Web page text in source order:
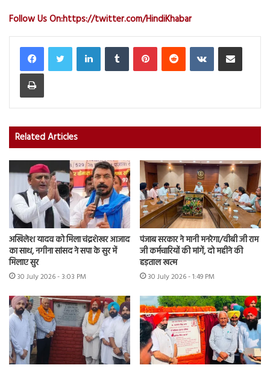
Follow Us On:https://twitter.com/HindiKhabar
LinkedInTumblr PinterestReddit VKontakteShare via Email
Print
Related Articles
अखिलेश यादव को मिला चंद्रशेखर आजाद
का साथ, नगीना सांसद ने सपा के सुर में
मिलाए सुर
30 July 2026 - 3:03 PM
पंजाब सरकार ने मानी मनरेगा/वीबी जी राम
जी कर्मचारियों की मांगें, दो महीने की
हड़ताल खत्म
30 July 2026 - 1:49 PM